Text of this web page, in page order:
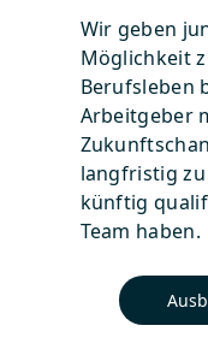
Wir geben
Möglichkeit
Berufsleben
Arbeitgeber
langfristig
künftig
Team haben.